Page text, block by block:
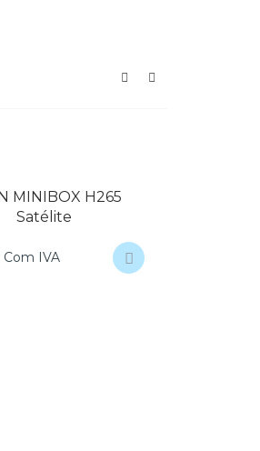
MINIBOX H265
Satélite
Com IVA